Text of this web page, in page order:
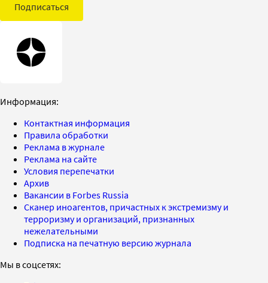
Подписаться
Информация:
Контактная информация
Правила обработки
Реклама в журнале
Реклама на сайте
Условия перепечатки
Архив
Вакансии в Forbes Russia
Сканер иноагентов, причастных к экстремизму и
терроризму и организаций, признанных
нежелательными
Подписка на печатную версию журнала
Мы в соцсетях: